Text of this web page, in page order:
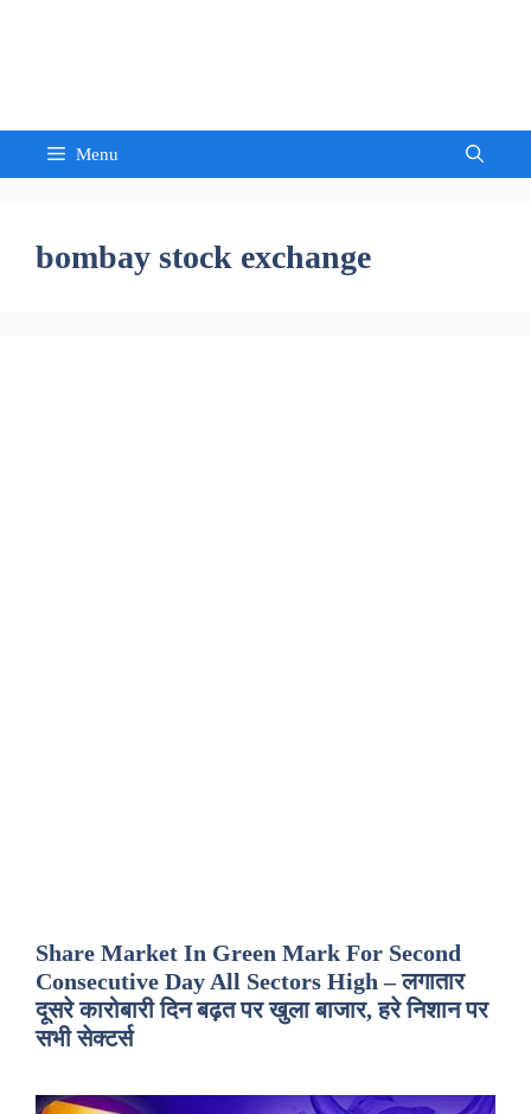
Menu
bombay stock exchange
Share Market In Green Mark For Second
Consecutive Day All Sectors High – लगातार
दूसरे कारोबारी दिन बढ़त पर खुला बाजार, हरे निशान पर
सभी सेक्टर्स